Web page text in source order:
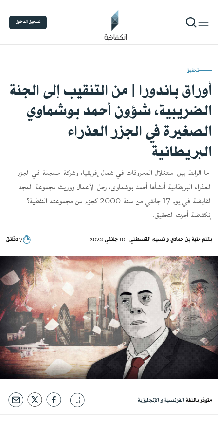
تسجيل الدخول
تحقيق
أوراق باندورا | من التنقيب إلى الجنة
الضريبية، شؤون أحمد بوشماوي
الصغيرة في الجزر العذراء
البريطانية
ما الرابط بين استغلال المحروقات في شمال إفريقيا، وشركة مسجلة في الجزر
العذراء البريطانية أنشأها أحمد بوشماوي، رجل الأعمال ووريث مجموعة المجد
القابضة في يوم 17 جانفي من سنة 2000 كجزء من مجموعته النفطية؟
إنكفاضة أجرت التحقيق.
بقلم منية بن حمادي نسيم القسطلي | 10 جانفي 2022 7 دقائق
متوفر باللغة الفرنسية الإنجليزية